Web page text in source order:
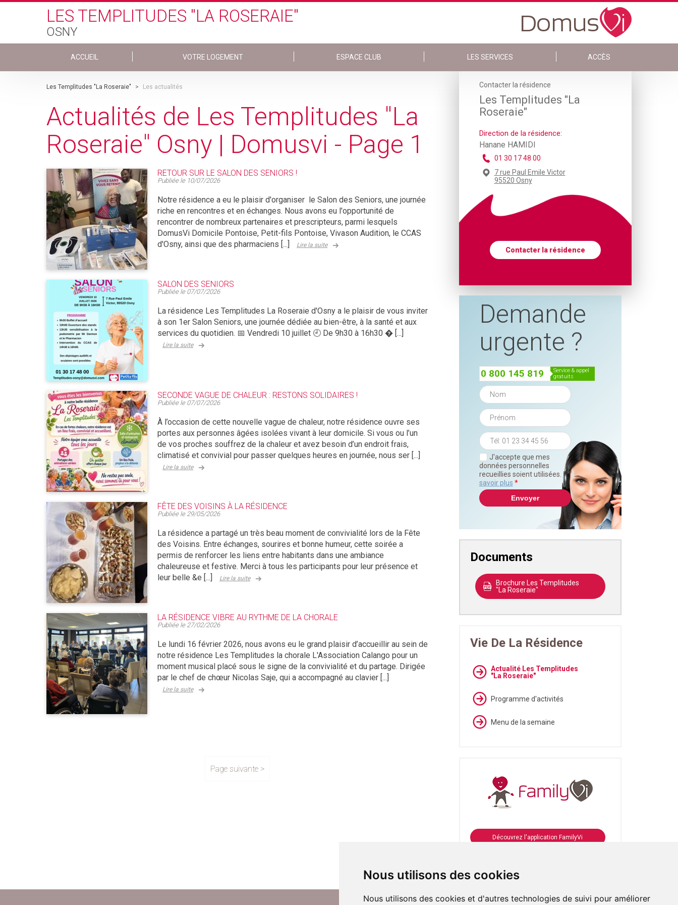
Nous utilisons des cookies
Nous utilisons des cookies et d'autres technologies de suivi pour améliorer
Skip to main content
LES TEMPLITUDES "LA ROSERAIE"
OSNY
ACCUEIL VOTRE LOGEMENT ESPACE CLUB LES SERVICES ACCÈS
Les Templitudes "La Roseraie" > Les actualités
Actualités de Les Templitudes "La
Roseraie" Osny | Domusvi - Page 1
RETOUR SUR LE SALON DES SENIORS !
Publiée le 10/07/2026
Notre résidence a eu le plaisir d'organiser le Salon des Seniors, une journée
riche en rencontres et en échanges. Nous avons eu l'opportunité de
rencontrer de nombreux partenaires et prescripteurs, parmi lesquels
DomusVi Domicile Pontoise, Petit-fils Pontoise, Vivason Audition, le CCAS
d'Osny, ainsi que des pharmaciens [...]
Lire la suite
SALON DES SENIORS
Publiée le 07/07/2026
La résidence Les Templitudes La Roseraie d'Osny a le plaisir de vous inviter
à son 1er Salon Seniors, une journée dédiée au bien-être, à la santé et aux
services du quotidien. 📅 Vendredi 10 juillet 🕘 De 9h30 à 16h30 � [...]
Lire la suite
SECONDE VAGUE DE CHALEUR : RESTONS SOLIDAIRES !
Publiée le 07/07/2026
À l’occasion de cette nouvelle vague de chaleur, notre résidence ouvre ses
portes aux personnes âgées isolées vivant à leur domicile. Si vous ou l’un
de vos proches souffrez de la chaleur et avez besoin d’un endroit frais,
climatisé et convivial pour passer quelques heures en journée, nous ser [...]
Lire la suite
FÊTE DES VOISINS À LA RÉSIDENCE
Publiée le 29/05/2026
La résidence a partagé un très beau moment de convivialité lors de la Fête
des Voisins. Entre échanges, sourires et bonne humeur, cette soirée a
permis de renforcer les liens entre habitants dans une ambiance
chaleureuse et festive. Merci à tous les participants pour leur présence et
leur belle &e [...]
Lire la suite
LA RÉSIDENCE VIBRE AU RYTHME DE LA CHORALE
Publiée le 27/02/2026
Le lundi 16 février 2026, nous avons eu le grand plaisir d’accueillir au sein de
notre résidence Les Templitudes la chorale L'Association Calango pour un
moment musical placé sous le signe de la convivialité et du partage. Dirigée
par le chef de chœur Nicolas Saje, qui a accompagné au clavier [...]
Lire la suite
Page suivante >
Contacter la résidence
Les Templitudes "La
Roseraie"
Direction de la résidence:
Hanane HAMIDI
01 30 17 48 00
7 rue Paul Emile Victor
95520 Osny
Contacter la résidence
Demande
urgente ?
0 800 145 819
service & appel
gratuits
J'accepte que mes
données personnelles
recueillies soient utilisées. En
savoir plus *
Documents
Brochure Les Templitudes
"La Roseraie"
Vie De La Résidence
Actualité Les Templitudes
"La Roseraie"
Programme d'activités
Menu de la semaine
Découvrez l'application FamilyVi